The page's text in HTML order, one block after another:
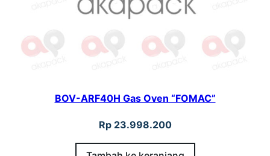
BOV-ARF40H Gas Oven “FOMAC”
Rp23.998.200